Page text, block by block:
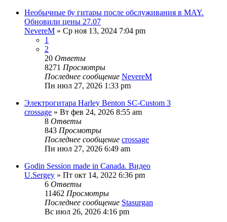
Необычные бу гитары после обслуживания в MAY.
Обновили цены 27.07
NevereM » Ср ноя 13, 2024 7:04 pm
1
2
20 Ответы
8271 Просмотры
Последнее сообщение NevereM
Пн июл 27, 2026 1:33 pm
Электрогитара Harley Benton SC-Custom 3
crossage » Вт фев 24, 2026 8:55 am
8 Ответы
843 Просмотры
Последнее сообщение crossage
Пн июл 27, 2026 6:49 am
Godin Session made in Canada. Видео
U.Sergey » Пт окт 14, 2022 6:36 pm
6 Ответы
11462 Просмотры
Последнее сообщение Stasurgan
Вс июл 26, 2026 4:16 pm